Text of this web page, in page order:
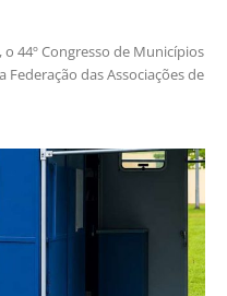
o 44º Congresso de Municípios
das Associações de